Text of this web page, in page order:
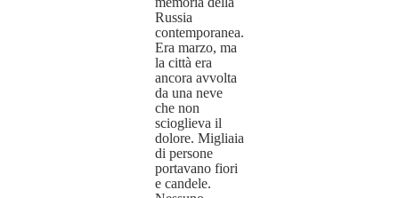
Russia
contemporanea.
Era marzo, ma
la città era
ancora avvolta
da una neve
che non
scioglieva il
dolore. Migliaia
di persone
portavano fiori
e candele.